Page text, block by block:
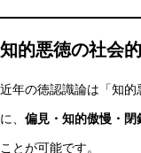
知的悪徳の社会
近年の徳認識論は「知
に、 偏見・知的傲慢・閉
ことが可能です。